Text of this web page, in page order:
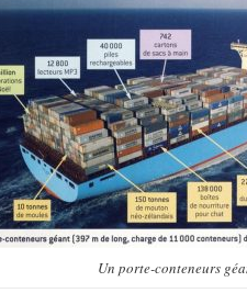
Un porte-conteneurs